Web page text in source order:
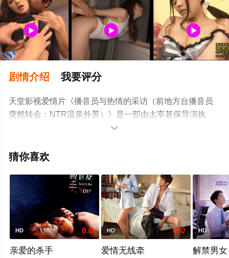
剧情介绍 我要评分
天堂影视爱情片《播音员与热情的采访（前地方台播音员
突然转会：NTR温泉外景）》是一部由太宰甚保导演执
导，广濑由里等演员精彩演绎的日本电影，免费观看高清
移步至豆瓣电影、电视猫或剧情网等平台了解。

猜你喜欢
HD 6.0
亲爱的杀手
HD 8.0
爱情无线牵
HD
解禁男女